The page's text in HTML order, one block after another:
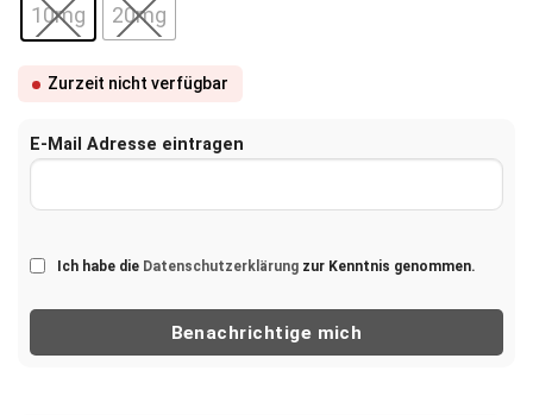
10mg 20mg
Zurzeit nicht verfügbar
E-Mail Adresse eintragen
Ich habe die Datenschutzerklärung zur Kenntnis genommen.
Benachrichtige mich